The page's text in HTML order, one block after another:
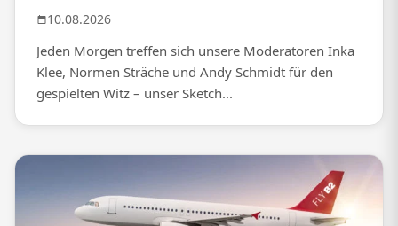
10.08.2026
Jeden Morgen treffen sich unsere Moderatoren Inka
Klee, Normen Sträche und Andy Schmidt für den
gespielten Witz – unser Sketch...